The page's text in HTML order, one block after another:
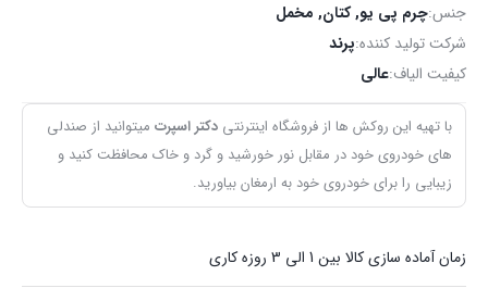
جنس:چرم پی یو, کتان, مخمل
شرکت تولید کننده:پرند
کیفیت الیاف:عالی
با تهیه این روکش ها از فروشگاه اینترنتی دکتر اسپرت میتوانید از صندلی
های خودروی خود در مقابل نور خورشید و گرد و خاک محافظت کنید و
زیبایی را برای خودروی خود به ارمغان بیاورید.
زمان آماده سازی کالا بین 1 الی 3 روزه کاری